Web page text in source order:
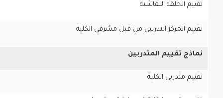
تقييم الحلقة النقاشية
تقييم المركز التدريبي من قبل مشرفي الكلية
نماذج تقييم المتدربين
تقييم متدربي الكلية